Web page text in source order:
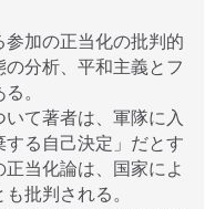
加の正当化の批判的
分析、平和主義とフ
。
て著者は、軍隊に入
る自己決定」だとす
当化論は、国家によ
批判される。